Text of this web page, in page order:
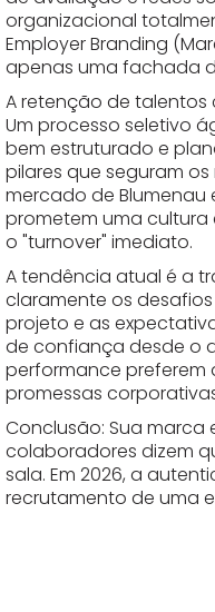
organizacional
Employer Branding
apenas uma fachada
A retenção de
Um processo seletivo
bem estruturado e
pilares que seguram
mercado de Blumenau
prometem uma
o "turnover" imediato.
A tendência atual é a
claramente os
projeto e as
de confiança desde o
performance preferem
promessas
Conclusão: Sua
colaboradores dizem
sala. Em 2026, a
recrutamento de uma